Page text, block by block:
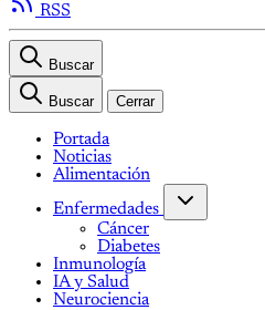
RSS
Buscar
Buscar Cerrar
Portada
Noticias
Alimentación
Enfermedades
Cáncer
Diabetes
Inmunología
IA y Salud
Neurociencia